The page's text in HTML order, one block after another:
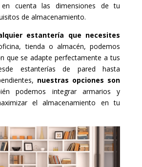
en cuenta las dimensiones de tu
de almacenamiento.
estantería que necesites
tienda o almacén, podemos
que se adapte perfectamente a tus
estanterías de pared hasta
nuestras opciones son
podemos integrar armarios y
el almacenamiento en tu